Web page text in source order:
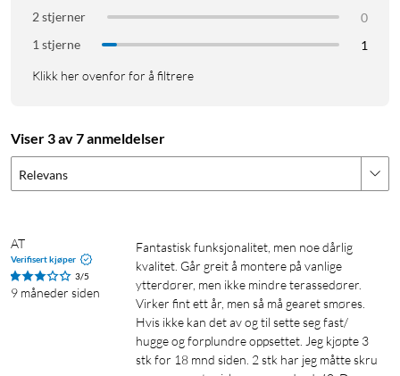
utendørs bruk. Låsen fungerer effektivt i temperaturer fra -15
°C til 66 °C, noe som gjør den til et pålitelig valg for forskjellige
klimaer.
U200 er designet for enkelt å bli montert over eksisterende
kompatibel med både europeiske og amerikanske
Spesifikasjoner
Opplåsingsmetoder: Fingeravtrykk, NFC, PIN-kode, mekanisk
Kompatibilitet: Apple HomeKit, Google Home, Amazon Alexa
via Matter-protokoll
2 stjerner
0
1 stjerne
1
Klikk her ovenfor for å filtrere
Viser 3 av 7 anmeldelser
Relevans
AT
Verifisert kjøper
3/5
9 måneder siden
Fantastisk funksjonalitet, men noe dårlig
kvalitet. Går greit å montere på vanlige
ytterdører, men ikke mindre terassedører.
Virker fint ett år, men så må gearet smøres.
Hvis ikke kan det av og til sette seg fast/
hugge og forplundre oppsettet. Jeg kjøpte 3
stk for 18 mnd siden. 2 stk har jeg måtte skru